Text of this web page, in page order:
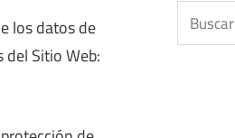
los datos de
Sitio Web:
Buscar: